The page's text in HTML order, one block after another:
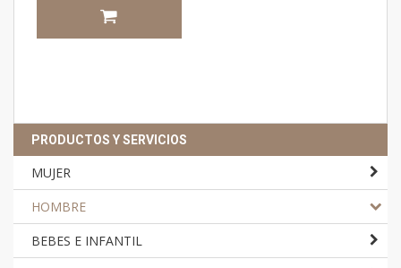
PRODUCTOS Y SERVICIOS
MUJER
HOMBRE
BEBES E INFANTIL